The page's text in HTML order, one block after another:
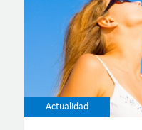
Actualidad